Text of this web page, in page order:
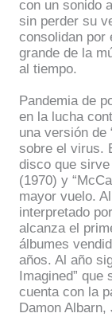
con un sonido
sin perder su
consolidan por
grande de la
al tiempo.
Pandemia de
en la lucha
una versión de
sobre el virus.
disco que sirve
(1970) y
mayor vuelo.
interpretado
alcanza el
álbumes
años. Al año
Imagined”
cuenta con la
Damon